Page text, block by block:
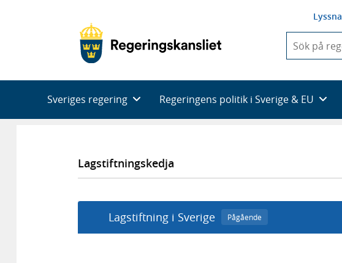
Lyssna
du
skriva
framträder
en
Sveriges regering Regeringens politik i Sverige & EU
Lagstiftningskedja
Lagstiftning i Sverige Pågående